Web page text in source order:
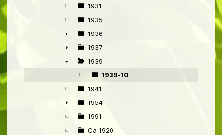
►
1931
1935
►
1936
►
1937
1939
1939-10
1941
►
1954
1991
Ca 1920